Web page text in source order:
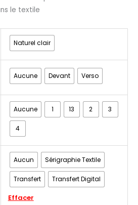
le textile
Naturel clair
Aucune Devant Verso
Aucune 1 13 2 3
4
Aucun Sérigraphie Textile
Transfert Transfert Digital
Effacer